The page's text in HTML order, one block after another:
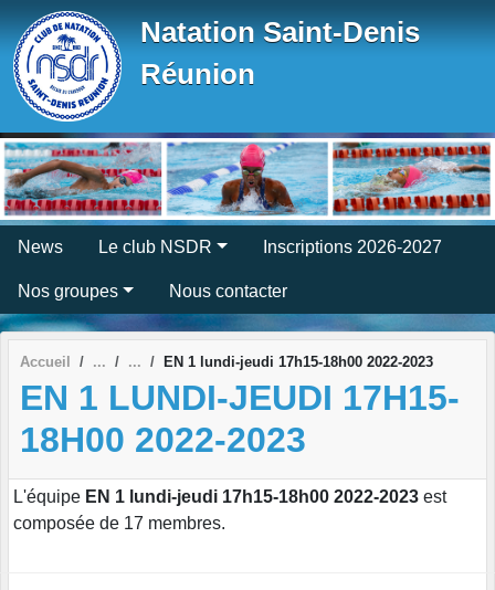
Natation Saint-Denis
Réunion
News Le club NSDR Inscriptions 2026-2027
Nos groupes Nous contacter
Accueil EN 1 lundi-jeudi 17h15-18h00 2022-2023
EN 1 LUNDI-JEUDI 17H15-
18H00 2022-2023
L'équipe EN 1 lundi-jeudi 17h15-18h00 2022-2023 est
composée de 17 membres.
Panneau de gestion des cookies